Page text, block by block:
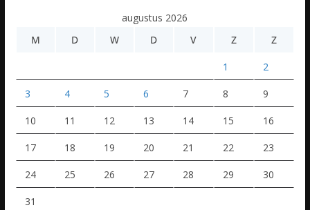
augustus 2026
M
D W D V Z Z
1 2
3 4 5 6 7 8 9
10 11 12 13 14 15 16
17 18 19 20 21 22 23
24 25 26 27 28 29 30
31